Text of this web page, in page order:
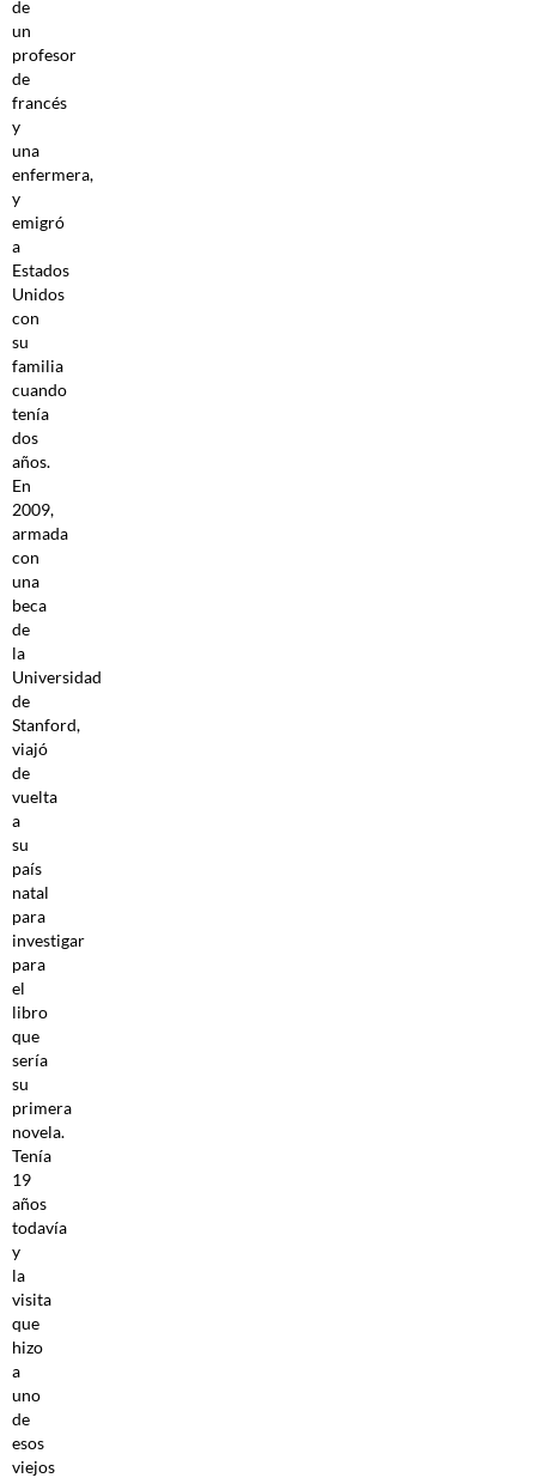
de
un
profesor
de
francés
y
una
enfermera,
y
emigró
a
Estados
Unidos
con
su
familia
cuando
tenía
dos
años.
En
2009,
armada
con
una
beca
de
la
Universidad
de
Stanford,
viajó
de
vuelta
a
su
país
natal
para
investigar
para
el
libro
que
sería
su
primera
novela.
Tenía
19
años
todavía
y
la
visita
que
hizo
a
uno
de
esos
viejos